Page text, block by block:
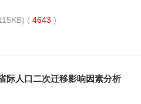
( 4643 )
际人口二次迁移影响因素分析